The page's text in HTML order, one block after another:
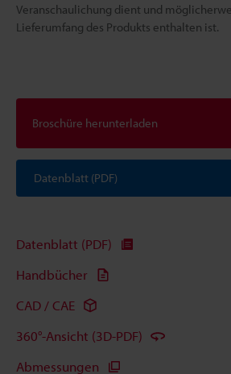
Veranschaulichung dient und
Lieferumfang des Produkts enthalten ist.
Broschüre herunterladen
Datenblatt (PDF)
Datenblatt (PDF)
Handbücher
CAD / CAE
360°-Ansicht (3D-PDF)
Abmessungen